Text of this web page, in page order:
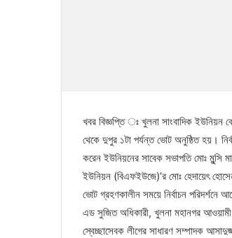
খবর বিজ্ঞপ্তি ঃ খুলনা সাংবাদিক ইউনিয়ন
থেকে দুপুর ১টা পর্যন্ত ভোট অনুষ্ঠিত হয়।
করেন ইউনিয়নের সাবেক সভাপতি মোঃ মুন্সি
ইউনিয়ন (বিএফইউজে)’র মোঃ হেদায়েৎ
ভোট গ্রহণকালীন সময়ে নির্বাচন পরিদর্শনে
এড সুজিত অধিকারী, খুলনা মহানগর আওয়ামী
স্বেচ্ছাসেবক লীগের সাধারণ সম্পাদক